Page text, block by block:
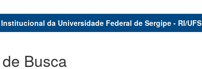
da Universidade Federal de Sergipe - RI/UFS
Busca